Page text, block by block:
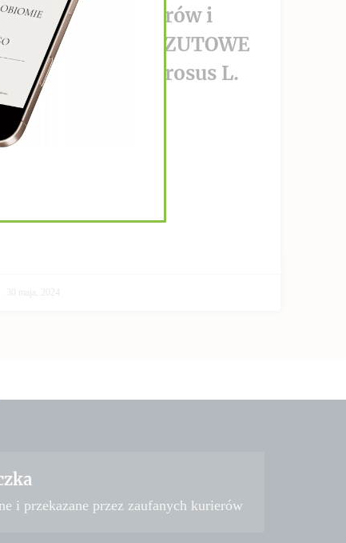
wzrost nowotworów i
PRZECIWPRZERZUTOWE
Helianthus Tuberosus L.
CZYTAJ DALEJ >>
30 maja, 2024
i przekazane przez zaufanych kurierów